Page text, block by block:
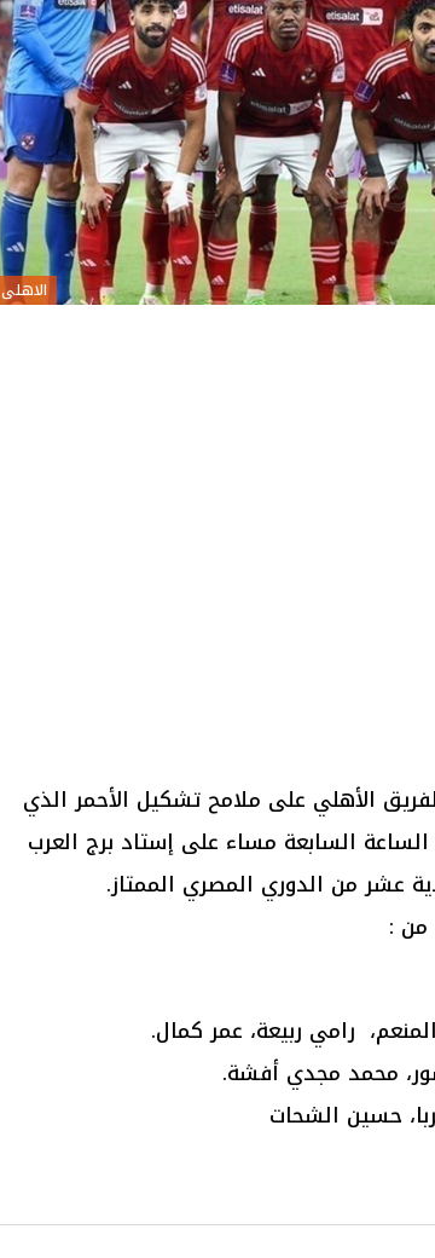
الاهلى
الأهلي على ملامح تشكيل الأحمر الذي
السابعة مساء على إستاد برج العرب
عشر من الدوري المصري الممتاز.
من :
رامي ربيعة، عمر كمال.
محمد مجدي أفشة.
حسين الشحات